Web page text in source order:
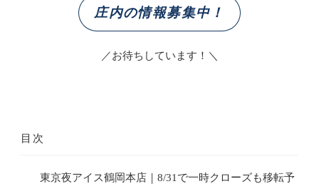
庄内の情報募集中！
／お待ちしています！＼
目次
東京夜アイス鶴岡本店｜8/31で一時クローズも移転予